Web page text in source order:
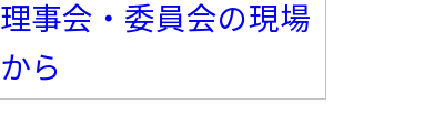
理事会・委員会の現場
から